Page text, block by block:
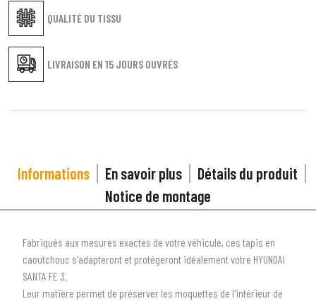
QUALITÉ DU TISSU
LIVRAISON EN 15 JOURS OUVRÉS
Informations En savoir plus
Détails du produit
Notice de montage
Fabriqués aux mesures exactes de votre véhicule, ces tapis en
caoutchouc s'adapteront et protégeront idéalement votre HYUNDAI
SANTA FE 3.
Leur matière permet de préserver les moquettes de l'intérieur de